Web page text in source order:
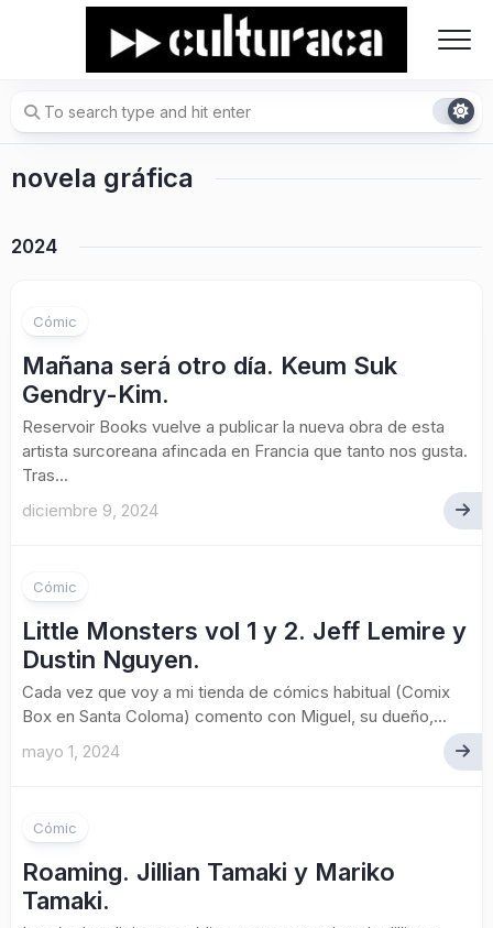
novela gráfica
2024
Cómic
Mañana será otro día. Keum Suk
Gendry-Kim.
Reservoir Books vuelve a publicar la nueva obra de esta
artista surcoreana afincada en Francia que tanto nos gusta.
Tras...
diciembre 9, 2024
Cómic
Little Monsters vol 1 y 2. Jeff Lemire y
Dustin Nguyen.
Cada vez que voy a mi tienda de cómics habitual (Comix
Box en Santa Coloma) comento con Miguel, su dueño,...
mayo 1, 2024
Cómic
Roaming. Jillian Tamaki y Mariko
Tamaki.